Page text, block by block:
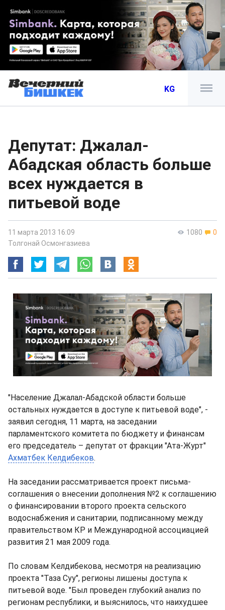
KG
Депутат: Джалал-
Абадская область больше
всех нуждается в
питьевой воде
1080 0
11 марта 2013 16:09
Толгонай Осмонгазиева
"Население Джалал-Абадской области больше
остальных нуждается в доступе к питьевой воде", -
заявил сегодня, 11 марта, на заседании
парламентского комитета по бюджету и финансам
его председатель – депутат от фракции "Ата-Журт"
Ахматбек Келдибеков.
На заседании рассматривается проект письма-
соглашения о внесении дополнения №2 к соглашению
о финансировании второго проекта сельского
водоснабжения и санитарии, подписанному между
правительством КР и Международной ассоциацией
развития 21 мая 2009 года.
По словам Келдибекова, несмотря на реализацию
проекта "Таза Суу", регионы лишены доступа к
питьевой воде. "Был проведен глубокий анализ по
регионам республики, и выяснилось, что наихудшее